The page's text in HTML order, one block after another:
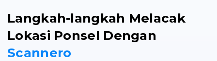
Langkah-langkah Melacak
Lokasi Ponsel Dengan
Scannero